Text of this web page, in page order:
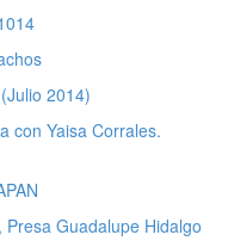
2014)
con Yaisa Corrales.
Guadalupe Hidalgo